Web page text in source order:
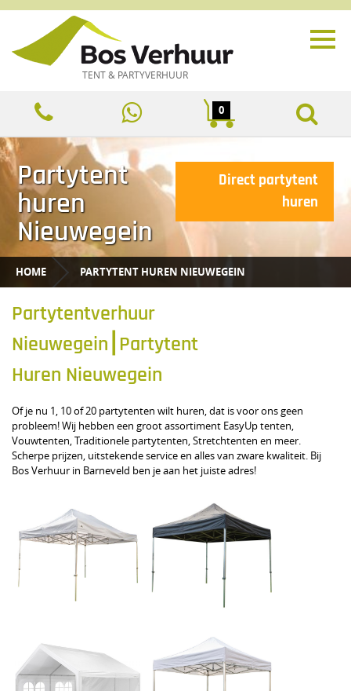
TENT & PARTYVERHUUR
0
Partytent
huren
Nieuwegein
Direct partytent
huren
HOME PARTYTENT HUREN NIEUWEGEIN
Partytentverhuur
Nieuwegein⎮Partytent
Huren Nieuwegein
Of je nu 1, 10 of 20 partytenten wilt huren, dat is voor ons geen
probleem! Wij hebben een groot assortiment EasyUp tenten,
Vouwtenten, Traditionele partytenten, Stretchtenten en meer.
Scherpe prijzen, uitstekende service en alles van zware kwaliteit. Bij
Bos Verhuur in Barneveld ben je aan het juiste adres!